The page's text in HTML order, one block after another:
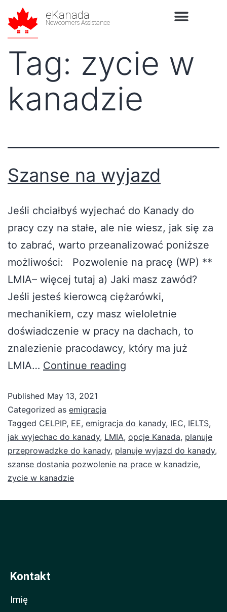
eKanada
Newcomers Assistance
Tag: zycie w
kanadzie
Szanse na wyjazd
Jeśli chciałbyś wyjechać do Kanady do
pracy czy na stałe, ale nie wiesz, jak się za
to zabrać, warto przeanalizować poniższe
możliwości: Pozwolenie na pracę (WP) **
LMIA– więcej tutaj a) Jaki masz zawód?
Jeśli jesteś kierowcą ciężarówki,
mechanikiem, czy masz wieloletnie
doświadczenie w pracy na dachach, to
znalezienie pracodawcy, który ma już
LMIA… Continue reading
Published May 13, 2021
Categorized as emigracja
Tagged CELPIP, EE, emigracja do kanady, IEC, IELTS,
jak wyjechac do kanady, LMIA, opcje Kanada, planuje
przeprowadzke do kanady, planuje wyjazd do kanady,
szanse dostania pozwolenie na prace w kanadzie,
zycie w kanadzie
Kontakt
Imię